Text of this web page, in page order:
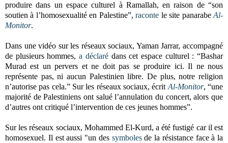
produire dans un espace culturel à Ramallah, en raison de “son
soutien à l’homosexualité en Palestine”,raconte le site panarabeAl-
Monitor.
Dans une vidéo sur les réseaux sociaux, Yaman Jarrar, accompagné
de plusieurs hommes,a déclarédans cet espace culturel : “Bashar
Murad est un pervers et ne doit pas se produire ici. Il ne nous
représente pas, ni aucun Palestinien libre. De plus, notre religion
n’autorise pas cela.” Sur les réseaux sociaux, écritAl-Monitor, “une
majorité de Palestiniens ont salué l’annulation du concert, alors que
d’autres ont critiqué l’intervention de ces jeunes hommes”.
Sur les réseaux sociaux, Mohammed El-Kurd, a été fustigé car il est
homosexuel. Il est aussi "un des symbolesde la résistance face à la